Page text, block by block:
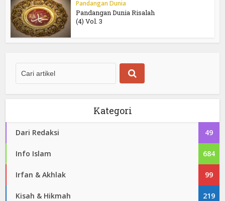
Pandangan Dunia
Pandangan Dunia Risalah
(4) Vol. 3
Kategori
Dari Redaksi 49
Info Islam 684
Irfan & Akhlak 99
Kisah & Hikmah 219